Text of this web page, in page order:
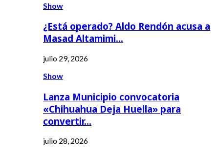
Show
¿Está operado? Aldo Rendón acusa a
Masad Altamimi…
julio 29, 2026
Show
Lanza Municipio convocatoria
«Chihuahua Deja Huella» para
convertir…
julio 28, 2026